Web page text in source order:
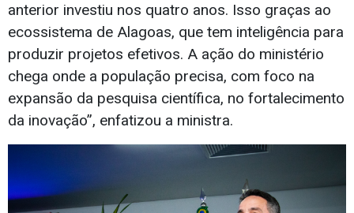
anterior investiu nos quatro anos. Isso graças ao
ecossistema de Alagoas, que tem inteligência para
produzir projetos efetivos. A ação do ministério
chega onde a população precisa, com foco na
expansão da pesquisa científica, no fortalecimento
da inovação”, enfatizou a ministra.